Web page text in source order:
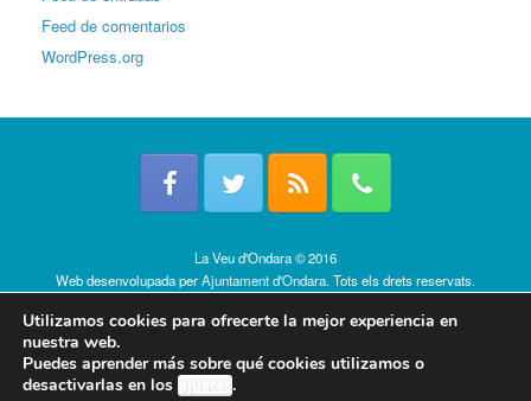
Feed de comentarios
WordPress.org
La Veu d'Ondara © 2016
Web desenvolupada perAjuntament d'Ondara. Tots els drets reservats.
Utilizamos cookies para ofrecerte la mejor experiencia en
nuestra web.
Puedes aprender más sobre qué cookies utilizamos o
desactivarlas en los ajustes.